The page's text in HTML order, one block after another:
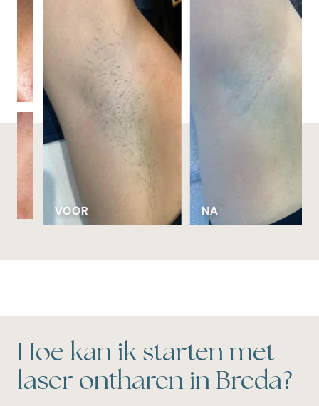
VOOR NA
Hoe kan ik starten met
laser ontharen in Breda?